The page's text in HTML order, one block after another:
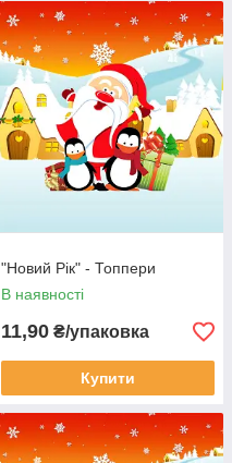
"Новий Рік" - Топпери
В наявності
11,90 ₴/упаковка
Купити